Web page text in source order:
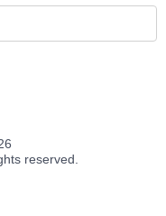
reserved.